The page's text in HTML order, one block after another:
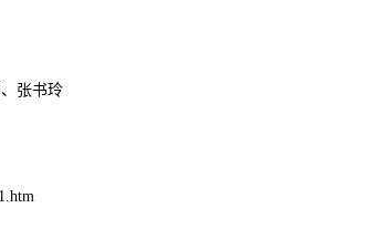
张书玲